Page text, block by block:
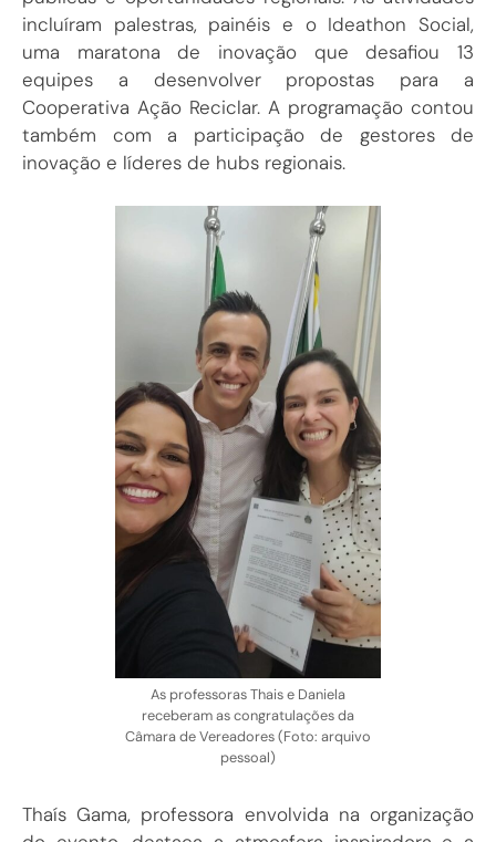
incluíram palestras, painéis e o Ideathon Social,
uma maratona de inovação que desafiou 13
equipes a desenvolver propostas para a
Cooperativa Ação Reciclar. A programação contou
também com a participação de gestores de
inovação e líderes de hubs regionais.
As professoras Thais e Daniela
receberam as congratulações da
Câmara de Vereadores (Foto: arquivo
pessoal)
Thaís Gama, professora envolvida na organização